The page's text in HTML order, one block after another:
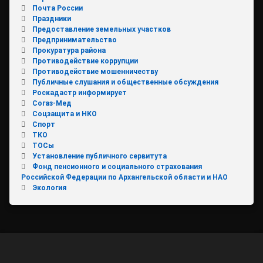
Почта России
Праздники
Предоставление земельных участков
Предпринимательство
Прокуратура района
Противодействие коррупции
Противодействие мошенничеству
Публичные слушания и общественные обсуждения
Роскадастр информирует
Согаз-Мед
Соцзащита и НКО
Спорт
ТКО
ТОСы
Установление публичного сервитута
Фонд пенсионного и социального страхования
Российской Федерации по Архангельской области и НАО
Экология